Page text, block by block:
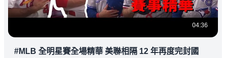
04:36
#MLB 全明星賽全場精華 美聯相隔 12 年再度完封國